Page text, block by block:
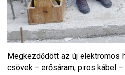
Megkezdődött az új elektromos
csövek – erősáram, piros kábel